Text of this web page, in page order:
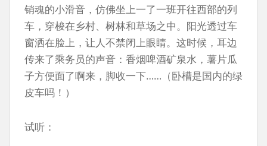
销魂的小滑音，仿佛坐上一了一班开往西部的列
车，穿梭在乡村、树林和草场之中。阳光透过车
窗洒在脸上，让人不禁闭上眼睛。这时候，耳边
传来了乘务员的声音：香烟啤酒矿泉水，薯片瓜
子方便面了啊来，脚收一下……（卧槽是国内的绿
皮车吗！）
试听：